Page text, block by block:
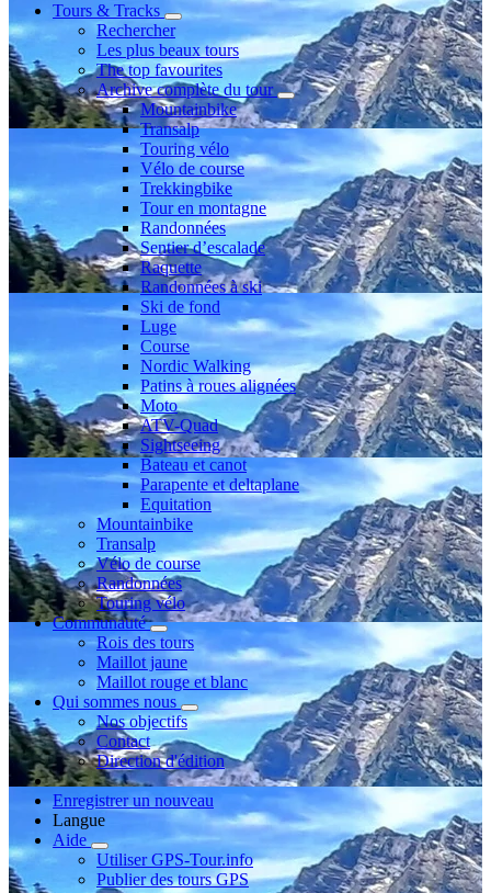
Tours & Tracks
Rechercher
Les plus beaux tours
The top favourites
Archive complète du tour
Mountainbike
Transalp
Touring vélo
Vélo de course
Trekkingbike
Tour en montagne
Randonnées
Sentier d’escalade
Raquette
Randonnées à ski
Ski de fond
Luge
Course
Nordic Walking
Patins à roues alignées
Moto
ATV-Quad
Sightseeing
Bateau et canot
Parapente et deltaplane
Equitation
Mountainbike
Transalp
Vélo de course
Randonnées
Touring vélo
Communauté
Rois des tours
Maillot jaune
Maillot rouge et blanc
Qui sommes nous
Nos objectifs
Contact
Direction d'édition
Enregistrer un nouveau
Langue
Aide
Utiliser GPS-Tour.info
Publier des tours GPS